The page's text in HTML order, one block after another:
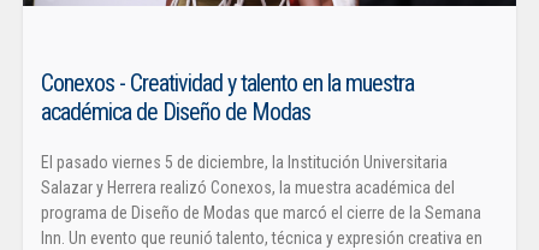
Conexos - Creatividad y talento en la muestra
académica de Diseño de Modas
El pasado viernes 5 de diciembre, la Institución Universitaria
Salazar y Herrera realizó Conexos, la muestra académica del
programa de Diseño de Modas que marcó el cierre de la Semana
Inn. Un evento que reunió talento, técnica y expresión creativa en